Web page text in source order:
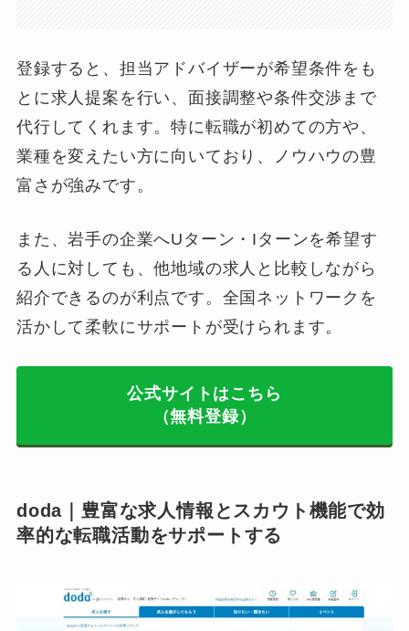
登録すると、担当アドバイザーが希望条件をも
とに求人提案を行い、面接調整や条件交渉まで
代行してくれます。特に転職が初めての方や、
業種を変えたい方に向いており、ノウハウの豊
富さが強みです。
また、岩手の企業へUターン・Iターンを希望す
る人に対しても、他地域の求人と比較しながら
紹介できるのが利点です。全国ネットワークを
活かして柔軟にサポートが受けられます。
公式サイトはこちら
（無料登録）
doda｜豊富な求人情報とスカウト機能で効
率的な転職活動をサポートする